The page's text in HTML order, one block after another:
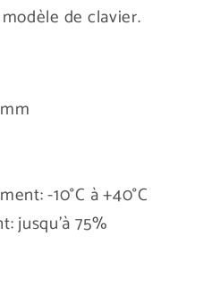
de clavier.
-10°C à +40°C
jusqu'à 75%